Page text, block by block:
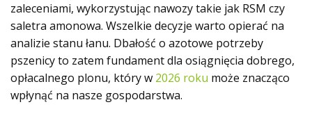
zaleceniami, wykorzystując nawozy takie jak RSM czy
saletra amonowa. Wszelkie decyzje warto opierać na
analizie stanu łanu. Dbałość o azotowe potrzeby
pszenicy to zatem fundament dla osiągnięcia dobrego,
opłacalnego plonu, który w 2026 roku może znacząco
wpłynąć na nasze gospodarstwa.